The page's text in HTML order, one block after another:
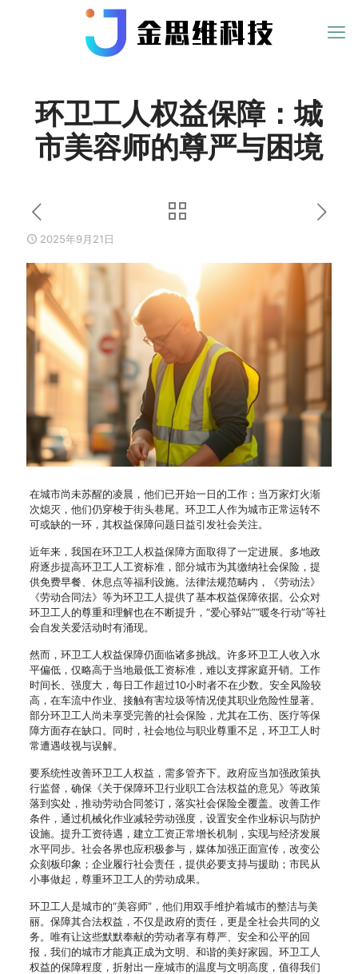
环卫工人权益保障：城
市美容师的尊严与困境
2025年9月21日
在城市尚未苏醒的凌晨，他们已开始一日的工作；当万家灯火渐
次熄灭，他们仍穿梭于街头巷尾。环卫工人作为城市正常运转不
可或缺的一环，其权益保障问题日益引发社会关注。
近年来，我国在环卫工人权益保障方面取得了一定进展。多地政
府逐步提高环卫工人工资标准，部分城市为其缴纳社会保险，提
供免费早餐、休息点等福利设施。法律法规范畴内，《劳动法》
《劳动合同法》等为环卫工人提供了基本权益保障依据。公众对
环卫工人的尊重和理解也在不断提升，“爱心驿站”“暖冬行动”等社
会自发关爱活动时有涌现。
然而，环卫工人权益保障仍面临诸多挑战。许多环卫工人收入水
平偏低，仅略高于当地最低工资标准，难以支撑家庭开销。工作
时间长、强度大，每日工作超过10小时者不在少数。安全风险较
高，在车流中作业、接触有害垃圾等情况使其职业危险性显著。
部分环卫工人尚未享受完善的社会保险，尤其在工伤、医疗等保
障方面存在缺口。同时，社会地位与职业尊重不足，环卫工人时
常遭遇歧视与误解。
要系统性改善环卫工人权益，需多管齐下。政府应当加强政策执
行监督，确保《关于保障环卫行业职工合法权益的意见》等政策
落到实处，推动劳动合同签订，落实社会保险全覆盖。改善工作
条件，通过机械化作业减轻劳动强度，设置安全作业标识与防护
设施。提升工资待遇，建立工资正常增长机制，实现与经济发展
水平同步。社会各界也应积极参与，媒体加强正面宣传，改变公
众刻板印象；企业履行社会责任，提供必要支持与援助；市民从
小事做起，尊重环卫工人的劳动成果。
环卫工人是城市的“美容师”，他们用双手维护着城市的整洁与美
丽。保障其合法权益，不仅是政府的责任，更是全社会共同的义
务。唯有让这些默默奉献的劳动者享有尊严、安全和公平的回
报，我们的城市才能真正成为文明、和谐的美好家园。环卫工人
权益的保障程度，折射出一座城市的温度与文明高度，值得我们